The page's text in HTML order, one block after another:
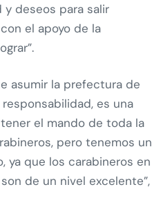
deseos para salir
el apoyo de la
asumir la prefectura de
es una
el mando de toda la
pero tenemos un
ya que los carabineros en
de un nivel excelente”,